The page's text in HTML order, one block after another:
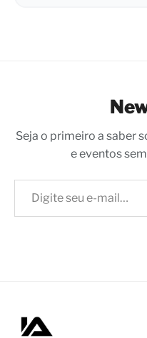
Seja o primeiro a saber
e eventos
Digite seu e-mail…